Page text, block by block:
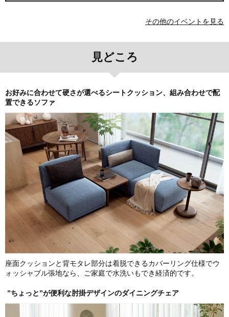
その他のイベントを見る
見どころ
お好みに合わせて硬さが選べるシートクッション、組み合わせで配
置できるソファ
座面クッションと背モタレ部分は着脱できるカバーリング仕様でウ
ォッシャブル張地なら、ご家庭で水洗いもでき経済的です。
”ちょっと”が便利な肘掛デザインのダイニングチェア